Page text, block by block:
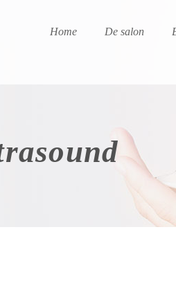
Home De salon